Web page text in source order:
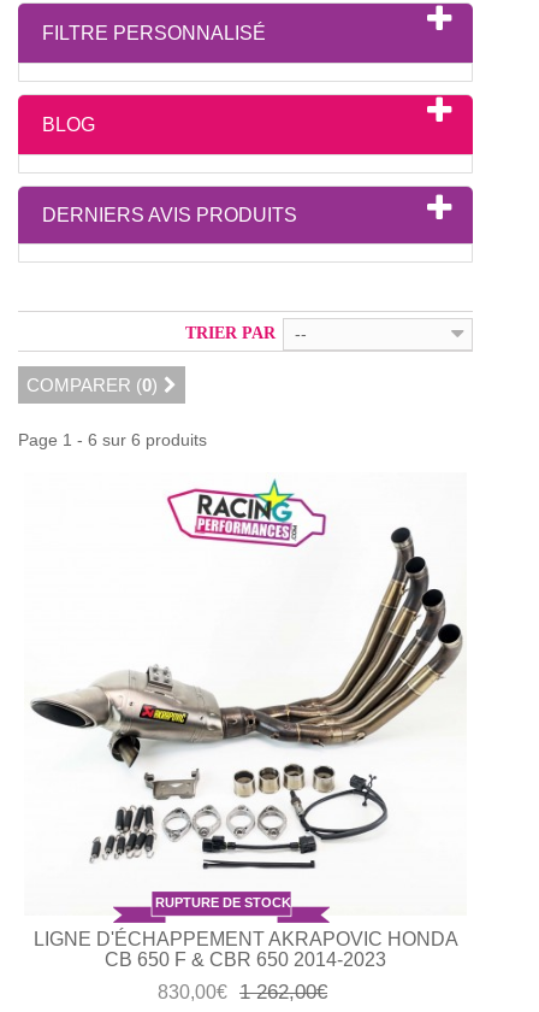
FILTRE PERSONNALISÉ
BLOG
DERNIERS AVIS PRODUITS
TRIER PAR --
COMPARER (0)
Page 1 - 6 sur 6 produits
RUPTURE DE STOCK
LIGNE D'ÉCHAPPEMENT AKRAPOVIC HONDA
CB 650 F & CBR 650 2014-2023
830,00€ 1 262,00€